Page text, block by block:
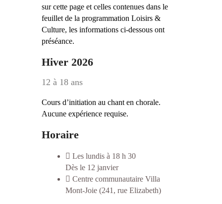
sur cette page et celles contenues dans le
feuillet de la programmation Loisirs &
Culture, les informations ci-dessous ont
préséance.
Hiver 2026
12 à 18 ans
Cours d’initiation au chant en chorale.
Aucune expérience requise.
Horaire
Les lundis à 18 h 30
Dès le 12 janvier
Centre communautaire Villa
Mont-Joie (241, rue Elizabeth)